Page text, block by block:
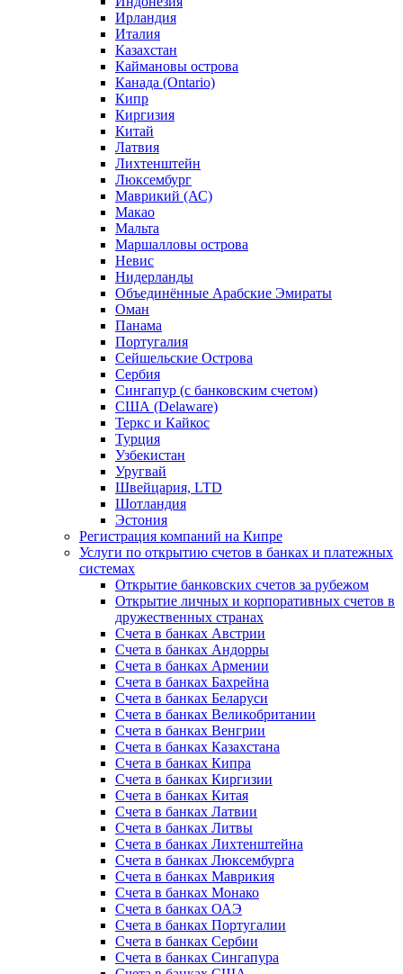
Ирландия
Италия
Казахстан
Каймановы острова
Канада (Ontario)
Кипр
Киргизия
Китай
Латвия
Лихтенштейн
Люксембург
Маврикий (АС)
Макао
Мальта
Маршалловы острова
Нeвис
Нидерланды
Объединённые Арабские Эмираты
Оман
Панама
Португалия
Сейшельские Острова
Сербия
Сингапур (c банковским счетом)
США (Delaware)
Теркс и Кайкос
Турция
Узбекистан
Уругвай
Швейцария, LTD
Шотландия
Эстония
Регистрация компаний на Кипре
Услуги по открытию счетов в банках и платежных
системах
Открытие банковских счетов за рубежом
Открытие личных и корпоративных счетов в
дружественных странах
Счета в банках Австрии
Счета в банках Андорры
Счета в банках Армении
Счета в банках Бахрейна
Счета в банках Беларуси
Счета в банках Великобритании
Счета в банках Венгрии
Счета в банках Казахстана
Счета в банках Кипра
Счета в банках Киргизии
Счета в банках Китая
Счета в банках Латвии
Счета в банках Литвы
Счета в банках Лихтенштейна
Счета в банках Люксембурга
Счета в банках Маврикия
Счета в банках Монако
Счета в банках ОАЭ
Счета в банках Португалии
Счета в банках Сербии
Счета в банках Сингапура